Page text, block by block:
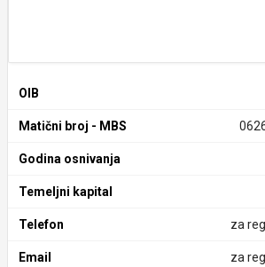
OIB
Matični broj - MBS
Godina osnivanja
Temeljni kapital
Telefon za
Email za